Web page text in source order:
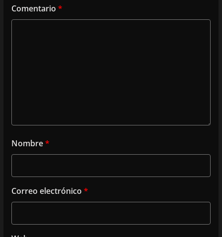
Comentario *
Nombre*
Correo electrónico *